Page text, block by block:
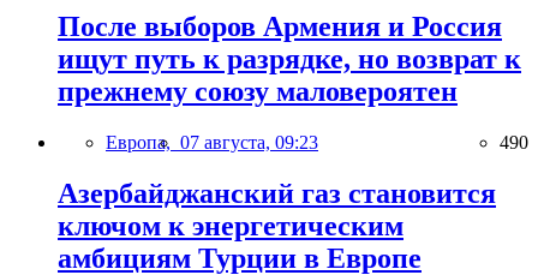
После выборов Армения и Россия
ищут путь к разрядке, но возврат к
прежнему союзу маловероятен
Европа, 07 августа, 09:23 490
Азербайджанский газ становится
ключом к энергетическим
амбициям Турции в Европе